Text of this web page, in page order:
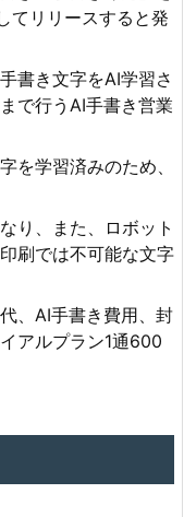
てリリースすると発
書き文字をAI学習さ
で行うAI手書き営業
を学習済みのため、
り、また、ロボット
刷では不可能な文字
、AI手書き費用、封
アルプラン1通600